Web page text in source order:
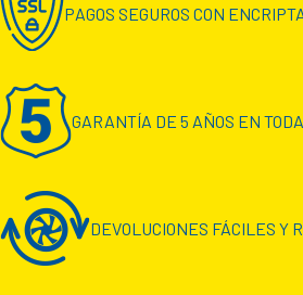
PAGOS SEGUROS CON
GARANTÍA DE 5 AÑOS EN
DEVOLUCIONES FÁCILES Y